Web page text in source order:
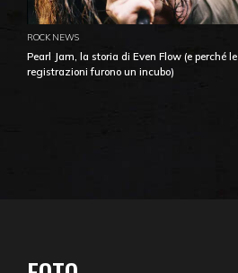
ROCK NEWS
Pearl Jam, la storia di Even Flow (e perché le
registrazioni furono un incubo)